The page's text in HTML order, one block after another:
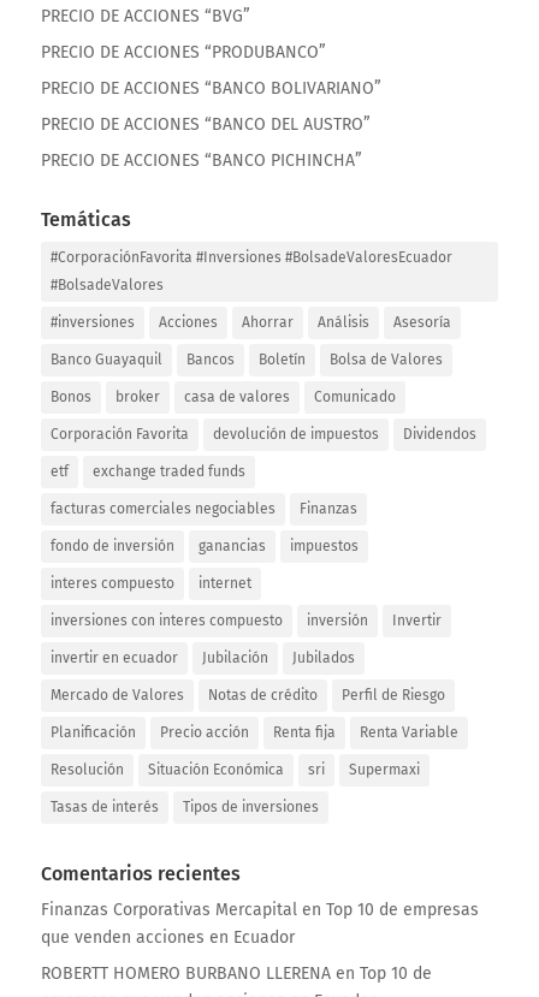
PRECIO DE ACCIONES “BVG”
PRECIO DE ACCIONES “PRODUBANCO”
PRECIO DE ACCIONES “BANCO BOLIVARIANO”
PRECIO DE ACCIONES “BANCO DEL AUSTRO”
PRECIO DE ACCIONES “BANCO PICHINCHA”
Temáticas
#CorporaciónFavorita #Inversiones #BolsadeValoresEcuador
#BolsadeValores
#inversiones Acciones Ahorrar Análisis Asesoría
Banco Guayaquil Bancos Boletín Bolsa de Valores
Bonos broker casa de valores Comunicado
Corporación Favorita devolución de impuestos Dividendos
etf exchange traded funds
facturas comerciales negociables Finanzas
fondo de inversión ganancias impuestos
interes compuesto internet
inversiones con interes compuesto inversión Invertir
invertir en ecuador Jubilación Jubilados
Mercado de Valores Notas de crédito Perfil de Riesgo
Planificación Precio acción Renta fija Renta Variable
Resolución Situación Económica sri Supermaxi
Tasas de interés Tipos de inversiones
Comentarios recientes
Finanzas Corporativas Mercapitalen Top 10 de empresas
que venden acciones en Ecuador
ROBERTT HOMERO BURBANO LLERENAen Top 10 de